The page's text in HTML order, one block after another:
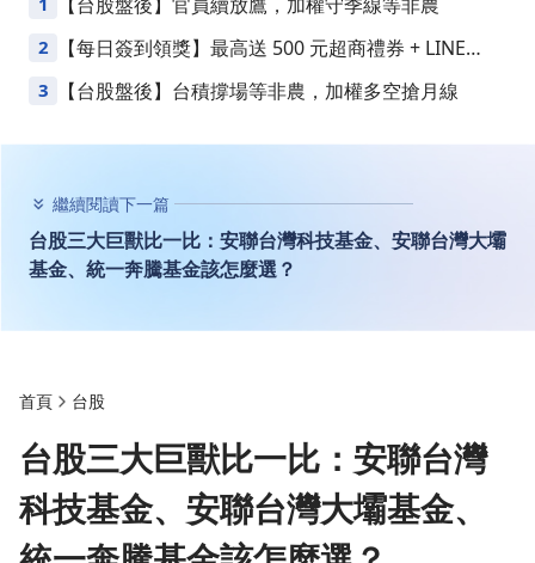
2
【每日簽到領獎】最高送 500 元超商禮券 + LINE
Points
3 【台股盤後】台積撐場等非農，加權多空搶月線
繼續閱讀下一篇
台股三大巨獸比一比：安聯台灣科技基金、安聯台灣大壩
基金、統一奔騰基金該怎麼選？
首頁 台股
台股三大巨獸比一比：安聯台灣
科技基金、安聯台灣大壩基金、